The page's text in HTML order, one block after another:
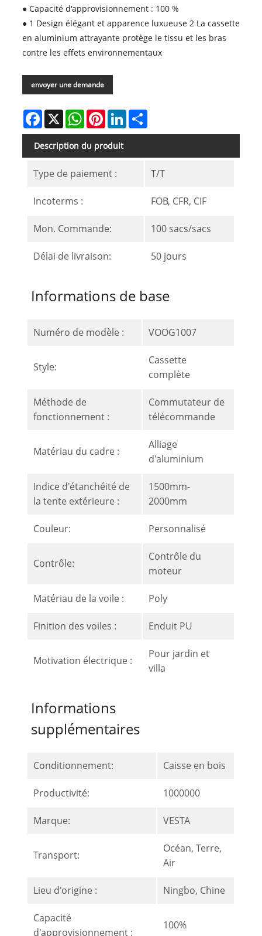
● Capacité d'approvisionnement : 100 %
● 1 Design élégant et apparence luxueuse 2 La cassette
en aluminium attrayante protège le tissu et les bras
contre les effets environnementaux
envoyer une demande
Facebook
X WhatsAppPinterestLinkedInShare
Description du produit
Type de paiement : T/T
Incoterms : FOB, CFR, CIF
Mon. Commande: 100 sacs/sacs
Délai de livraison: 50 jours
Informations de base
Numéro de modèle : VOOG1007
Style:
Cassette
complète
Méthode de
fonctionnement :
Commutateur de
télécommande
Matériau du cadre :
Alliage
d'aluminium
Indice d'étanchéité de
la tente extérieure :
1500mm-
2000mm
Couleur: Personnalisé
Contrôle:
Contrôle du
moteur
Matériau de la voile : Poly
Finition des voiles : Enduit PU
Motivation électrique :
Pour jardin et
villa
Informations
supplémentaires
Conditionnement: Caisse en bois
Productivité: 1000000
Marque: VESTA
Transport:
Océan, Terre,
Air
Lieu d'origine : Ningbo, Chine
Capacité
d'approvisionnement :
100%